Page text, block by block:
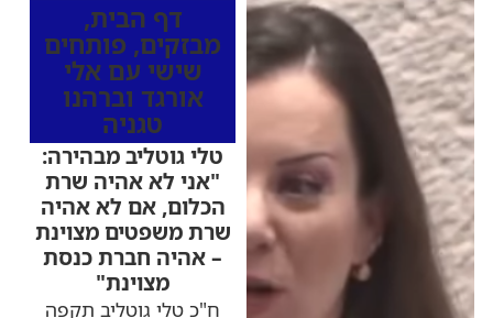
דף הבית,
מבזקים, פותחים
שישי עם אלי
אורגד וברהנו
טגניה
טלי גוטליב מבהירה:
"אני לא אהיה שרת
הכלום, אם לא אהיה
שרת משפטים מצוינת
– אהיה חברת כנסת
מצוינת"
ח"כ טלי גוטליב תקפה